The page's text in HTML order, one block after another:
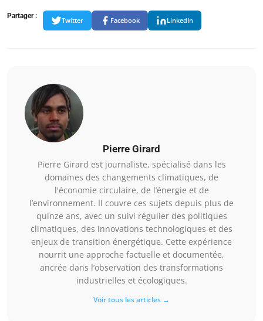
Partager :
Twitter Facebook LinkedIn
Pierre Girard
Pierre Girard est journaliste, spécialisé dans les
domaines des changements climatiques, de
l'économie circulaire, de l’énergie et de
l’environnement. Il couvre ces sujets depuis plus de
quinze ans, avec un suivi régulier des politiques
climatiques, des innovations technologiques et des
enjeux de transition énergétique. Cette expérience
nourrit une approche factuelle et documentée,
ancrée dans l’observation des transformations
industrielles et écologiques.
Voir tous les articles →